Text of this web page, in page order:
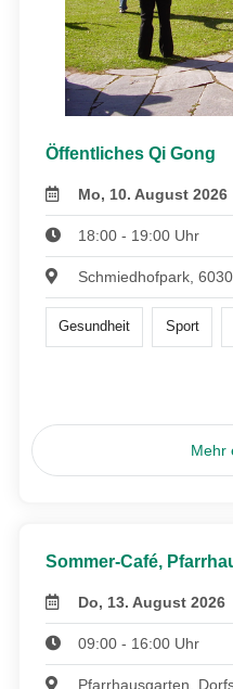
Öffentliches Qi Gong
Mo, 10. August 2026
18:00 - 19:00 Uhr
Schmiedhofpark,
Gesundheit Sport
Mehr
Sommer-Café,
Do, 13. August 2026
09:00 - 16:00 Uhr
Pfarrhausgarten,